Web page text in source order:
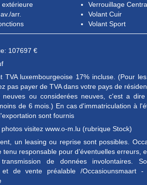
extérieure
Verrouillage
arr.
Volant Cuir
Volant Sport
107697 €
TVA luxembourgeoise 17% incluse. (Pour
pas payer de TVA dans votre pays de
neuves ou considerées neuves, c'est a
de 6 mois.) En cas d'immatriculation à
sont fournis
visitez www.o-m.lu (rubrique Stock)
un leasing ou reprise sont possibles.
tenu responsable pour d’éventuelles erreurs,
de données involontaires.
et de vente préalable /Occasiounsmaart